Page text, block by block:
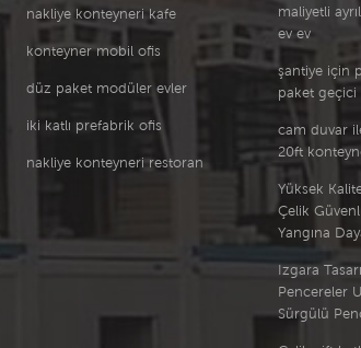
637,08 816,53 995,99
986,45 1255,63 1524,8 K
312,85 405,89 498,93
1021,68 1300,8 1579,91 K
323,99 420,34 516,69
1056,92 1345,97 1635.02
1092.15 1391.14 1690.13
nakliye konteyneri kafe
konteyner mobil ofis
düz paket modüler evler
iki katlı prefabrik ofis
nakliye konteyneri restoran
maliyetli
ev ev
şantiye için
paket
cam duvar
20ft
Yüksek
Çelik
Yangına
Izgara
Pencereler
Sürgülü